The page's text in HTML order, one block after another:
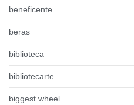
beneficente
beras
biblioteca
bibliotecarte
biggest wheel